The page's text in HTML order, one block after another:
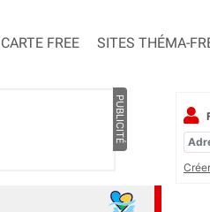
CARTE FREE SITES THÉMA-
PUBLICITÉ